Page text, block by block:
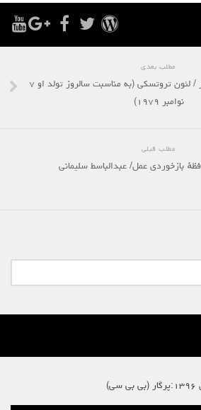
مطلب بعدی
نقش من در انقلاب اکتبر / لئون تروتسکی (به مناسبت سالروز تولد او ۷
نوامبر ۱۹۷۹)
مطلب قبلی
بازخوردیِ عمل/ عبدالباسط سلیمانی